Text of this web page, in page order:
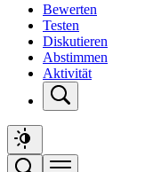
Bewerten
Testen
Diskutieren
Abstimmen
Aktivität